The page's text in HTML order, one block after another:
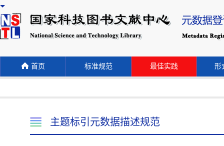
首页 标准规范 最佳实践 形
主题标引元数据描述规范